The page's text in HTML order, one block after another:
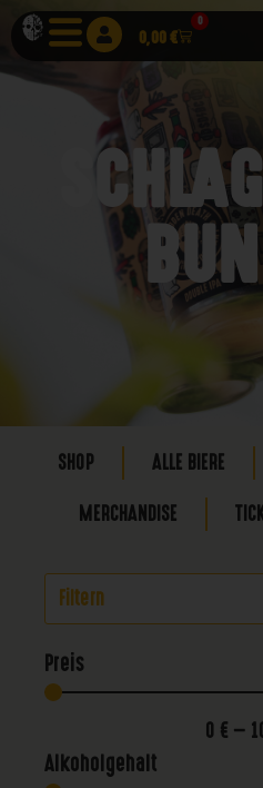
0,00€
0
SHOP ALLE BIERE
MERCHANDISE
Filtern
Preis
0 € —
Alkoholgehalt